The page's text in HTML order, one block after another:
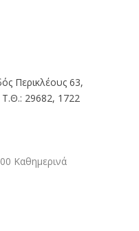
Περικλέους 63,
29682, 1722
Καθημερινά